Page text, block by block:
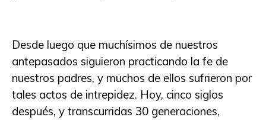
Desde luego que muchísimos de nuestros
antepasados siguieron practicando la fe de
nuestros padres, y muchos de ellos sufrieron por
tales actos de intrepidez. Hoy, cinco siglos
después, y transcurridas 30 generaciones,